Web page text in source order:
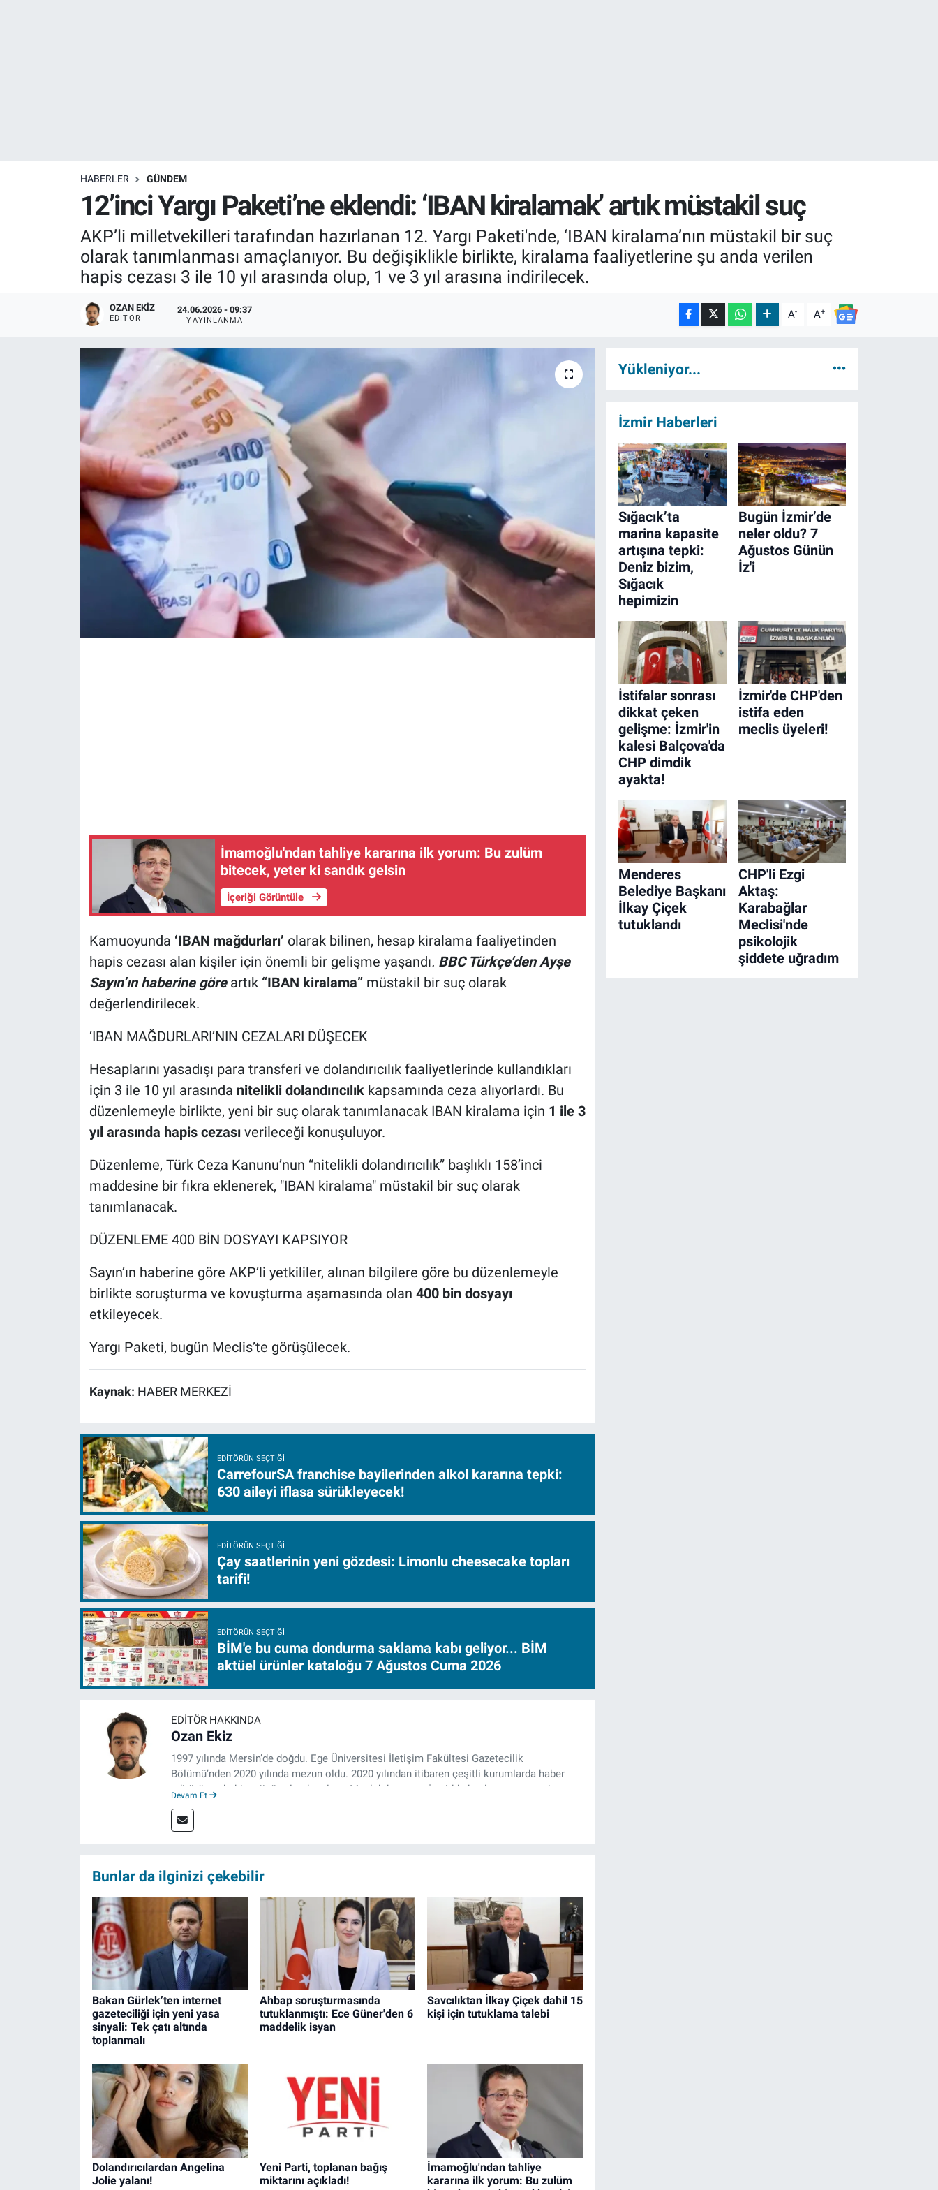
HABERLER GÜNDEM
12’inci Yargı Paketi’ne eklendi: ‘IBAN kiralamak’ artık müstakil suç
AKP’li milletvekilleri tarafından hazırlanan 12. Yargı Paketi'nde, ‘IBAN kiralama’nın müstakil bir suç
olarak tanımlanması amaçlanıyor. Bu değişiklikle birlikte, kiralama faaliyetlerine şu anda verilen
hapis cezası 3 ile 10 yıl arasında olup, 1 ve 3 yıl arasına indirilecek.
OZAN EKIZ
EDITÖR
24.06.2026 - 09:37
YAYINLANMA A- A+
İmamoğlu'ndan tahliye kararına ilk yorum: Bu zulüm
bitecek, yeter ki sandık gelsin
İçeriği Görüntüle
Kamuoyunda ‘IBAN mağdurları’ olarak bilinen, hesap kiralama faaliyetinden
hapis cezası alan kişiler için önemli bir gelişme yaşandı. BBC Türkçe’den Ayşe
Sayın’ın haberine göre artık “IBAN kiralama”müstakil bir suç olarak
değerlendirilecek.
‘IBAN MAĞDURLARI’NIN CEZALARI DÜŞECEK
Hesaplarını yasadışı para transferi ve dolandırıcılık faaliyetlerinde kullandıkları
için 3 ile 10 yıl arasında nitelikli dolandırıcılıkkapsamında ceza alıyorlardı. Bu
düzenlemeyle birlikte, yeni bir suç olarak tanımlanacak IBAN kiralama için 1 ile 3
yıl arasında hapis cezasıverileceği konuşuluyor.
Düzenleme, Türk Ceza Kanunu’nun “nitelikli dolandırıcılık” başlıklı 158’inci
maddesine bir fıkra eklenerek, "IBAN kiralama" müstakil bir suç olarak
tanımlanacak.
DÜZENLEME 400 BİN DOSYAYI KAPSIYOR
Sayın’ın haberine göre AKP’li yetkililer, alınan bilgilere göre bu düzenlemeyle
birlikte soruşturma ve kovuşturma aşamasında olan 400 bin dosyayı
etkileyecek.
Yargı Paketi, bugün Meclis’te görüşülecek.
Kaynak: HABER MERKEZİ
EDITÖRÜN SEÇTIĞI
CarrefourSA franchise bayilerinden alkol kararına tepki:
630 aileyi iflasa sürükleyecek!
EDITÖRÜN SEÇTIĞI
Çay saatlerinin yeni gözdesi: Limonlu cheesecake topları
tarifi!
EDITÖRÜN SEÇTIĞI
BİM'e bu cuma dondurma saklama kabı geliyor... BİM
aktüel ürünler kataloğu 7 Ağustos Cuma 2026
EDITÖR HAKKINDA
Ozan Ekiz
1997 yılında Mersin’de doğdu. Ege Üniversitesi İletişim Fakültesi Gazetecilik
Bölümü’nden 2020 yılında mezun oldu. 2020 yılından itibaren çeşitli kurumlarda haber
editörü, muhabir, rejisör olarak çalıştı. Meslek hayatına İzmir’de başlayan gazeteci,
Devam Et
Bunlar da ilginizi çekebilir
Bakan Gürlek’ten internet
gazeteciliği için yeni yasa
sinyali: Tek çatı altında
toplanmalı
Ahbap soruşturmasında
tutuklanmıştı: Ece Güner'den 6
maddelik isyan
Savcılıktan İlkay Çiçek dahil 15
kişi için tutuklama talebi
Dolandırıcılardan Angelina
Jolie yalanı!
Yeni Parti, toplanan bağış
miktarını açıkladı!
İmamoğlu'ndan tahliye
kararına ilk yorum: Bu zulüm
Yükleniyor...
İzmir Haberleri
Sığacık’ta
marina kapasite
artışına tepki:
Deniz bizim,
Sığacık
hepimizin
Bugün İzmir’de
neler oldu? 7
Ağustos Günün
İz'i
İstifalar sonrası
dikkat çeken
gelişme: İzmir'in
kalesi Balçova'da
CHP dimdik
ayakta!
İzmir'de CHP'den
istifa eden
meclis üyeleri!
Menderes
Belediye Başkanı
İlkay Çiçek
tutuklandı
CHP'li Ezgi
Aktaş:
Karabağlar
Meclisi'nde
psikolojik
şiddete uğradım